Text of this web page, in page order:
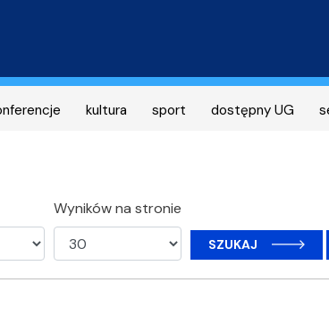
kultura sport dostępny UG
Wyników na stronie
SZUKAJ